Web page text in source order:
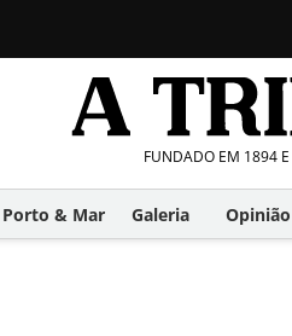
FUNDADO EM 1894
Porto & Mar Galeria Opinião